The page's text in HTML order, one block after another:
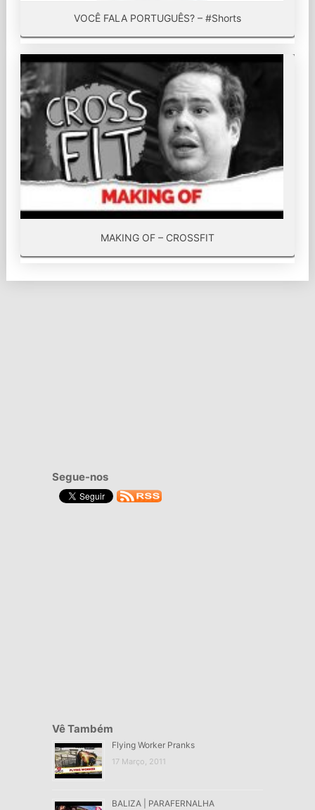
VOCÊ FALA PORTUGUÊS? – #Shorts
MAKING OF – CROSSFIT
Segue-nos
Vê Também
Flying Worker Pranks
17 Março, 2011
BALIZA | PARAFERNALHA